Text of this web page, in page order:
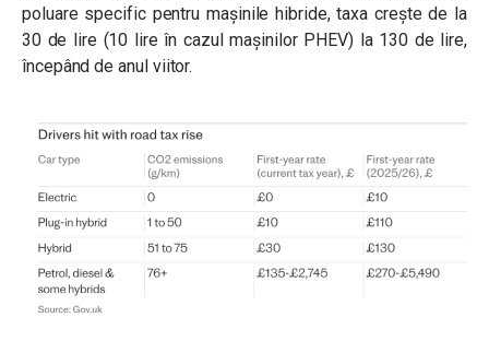
poluare specific pentru mașinile hibride, taxa crește de la
30 de lire (10 lire în cazul mașinilor PHEV) la 130 de lire,
începând de anul viitor.